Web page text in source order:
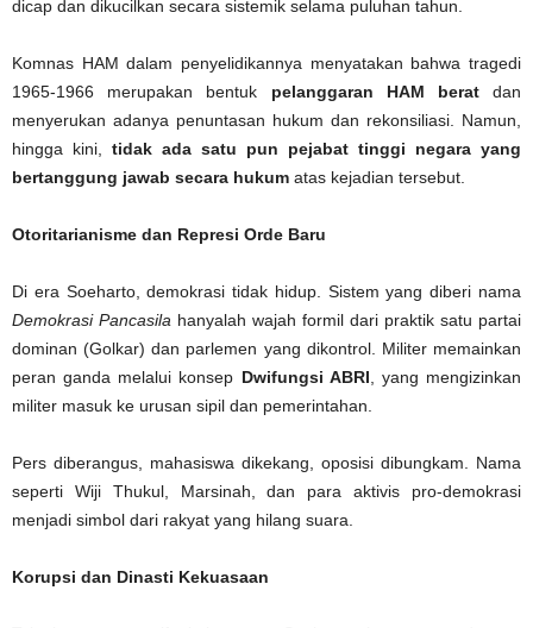
dicap dan dikucilkan secara sistemik selama puluhan tahun.
Komnas HAM dalam penyelidikannya menyatakan bahwa tragedi
1965-1966 merupakan bentuk pelanggaran HAM beratdan
menyerukan adanya penuntasan hukum dan rekonsiliasi. Namun,
hingga kini, tidak ada satu pun pejabat tinggi negara yang
bertanggung jawab secara hukum atas kejadian tersebut.
Otoritarianisme dan Represi Orde Baru
Di era Soeharto, demokrasi tidak hidup. Sistem yang diberi nama
Demokrasi Pancasila hanyalah wajah formil dari praktik satu partai
dominan (Golkar) dan parlemen yang dikontrol. Militer memainkan
peran ganda melalui konsep Dwifungsi ABRI, yang mengizinkan
militer masuk ke urusan sipil dan pemerintahan.
Pers diberangus, mahasiswa dikekang, oposisi dibungkam. Nama
seperti Wiji Thukul, Marsinah, dan para aktivis pro-demokrasi
menjadi simbol dari rakyat yang hilang suara.
Korupsi dan Dinasti Kekuasaan